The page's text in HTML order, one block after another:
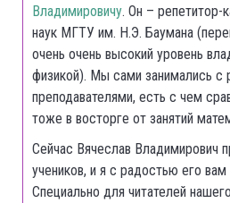
Владимировичу. Он – репетитор-
наук МГТУ им. Н.Э. Баумана
очень очень высокий уровень
физикой). Мы сами занимались с
преподавателями, есть с чем
тоже в восторге от занятий
Сейчас Вячеслав Владимирович
учеников, и я с радостью его
Специально для читателей